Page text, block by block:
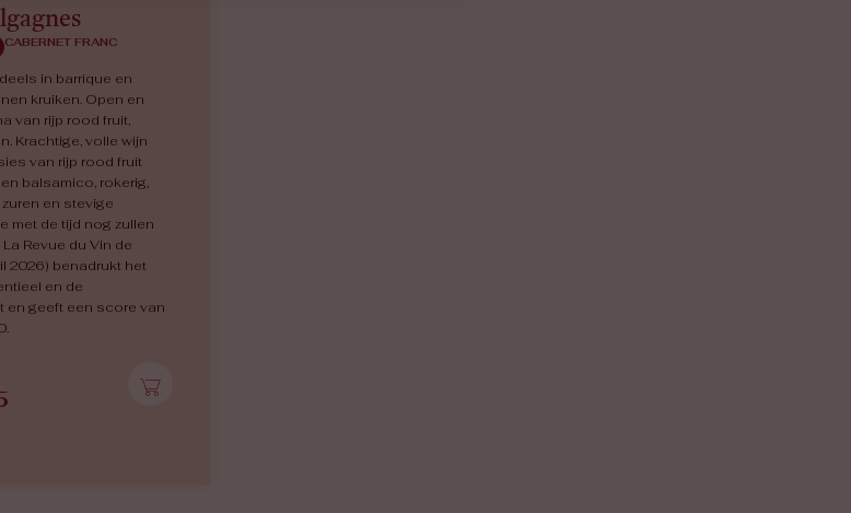
CABERNET FRANC
in barrique en
kruiken. Open en
van rijp rood fruit,
Krachtige, volle wijn
van rijp rood fruit
balsamico, rokerig,
en stevige
met de tijd nog zullen
Revue du Vin de
2026) benadrukt het
en de
en geeft een score van